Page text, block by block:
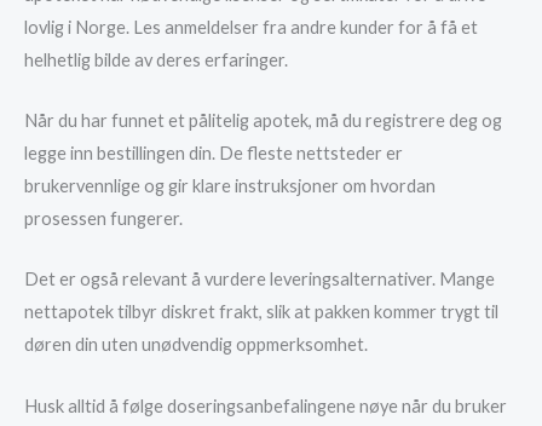
lovlig i Norge. Les anmeldelser fra andre kunder for å få et
helhetlig bilde av deres erfaringer.
Når du har funnet et pålitelig apotek, må du registrere deg og
legge inn bestillingen din. De fleste nettsteder er
brukervennlige og gir klare instruksjoner om hvordan
prosessen fungerer.
Det er også relevant å vurdere leveringsalternativer. Mange
nettapotek tilbyr diskret frakt, slik at pakken kommer trygt til
døren din uten unødvendig oppmerksomhet.
Husk alltid å følge doseringsanbefalingene nøye når du bruker